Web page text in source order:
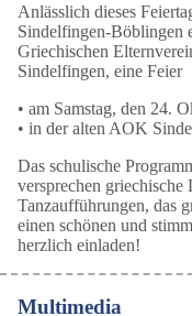
Anlässlich dieses
Sindelfingen-Böblingen
Griechischen
Sindelfingen, eine Feier
• am Samstag, den 24.
• in der alten AOK
Das schulische
versprechen
Tanzaufführungen, das
einen schönen und
herzlich einladen!
Multimedia